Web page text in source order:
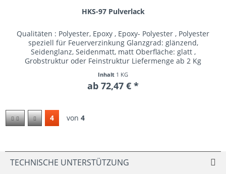
HKS-97 Pulverlack
Qualitäten : Polyester, Epoxy , Epoxy- Polyester , Polyester
speziell für Feuerverzinkung Glanzgrad: glänzend,
Seidenglanz, Seidenmatt, matt Oberfläche: glatt ,
Grobstruktur oder Feinstruktur Liefermenge ab 2 Kg
Inhalt 1 KG
ab 72,47 € *
4 von 4
TECHNISCHE UNTERSTÜTZUNG